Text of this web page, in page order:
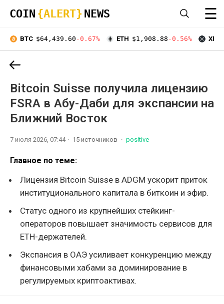
COIN {ALERT} NEWS ☰
BTC $64,439.60 -0.67% ETH $1,908.88 -0.56% XRP
Bitcoin Suisse получила лицензию
FSRA в Абу-Даби для экспансии на
Ближний Восток
7 июля 2026, 07:44 15 источников positive
Главное по теме:
Лицензия Bitcoin Suisse в ADGM ускорит приток
институционального капитала в биткоин и эфир.
Статус одного из крупнейших стейкинг-
операторов повышает значимость сервисов для
ETH-держателей.
Экспансия в ОАЭ усиливает конкуренцию между
финансовыми хабами за доминирование в
регулируемых криптоактивах.